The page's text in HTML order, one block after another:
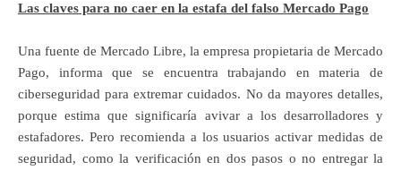
Las claves para no caer en la estafa del falso Mercado Pago
Una fuente de Mercado Libre, la empresa propietaria de Mercado
Pago, informa que se encuentra trabajando en materia de
ciberseguridad para extremar cuidados. No da mayores detalles,
porque estima que significaría avivar a los desarrolladores y
estafadores. Pero recomienda a los usuarios activar medidas de
seguridad, como la verificación en dos pasos o no entregar la